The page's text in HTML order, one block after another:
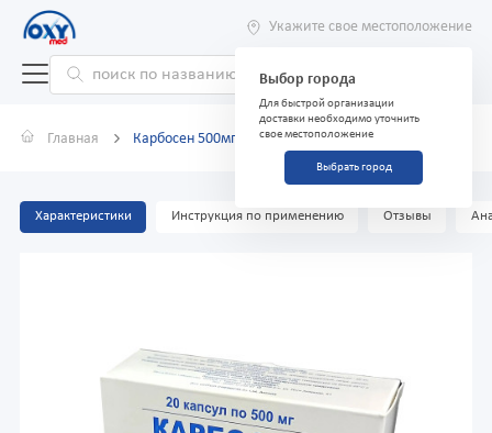
Укажите свое местоположение
Выбор города
Для быстрой организации
доставки необходимо уточнить
свое местоположение
Выбрать город
Главная Карбосен 500мг №20 капсулы
Характеристики Инструкция по применению Отзывы